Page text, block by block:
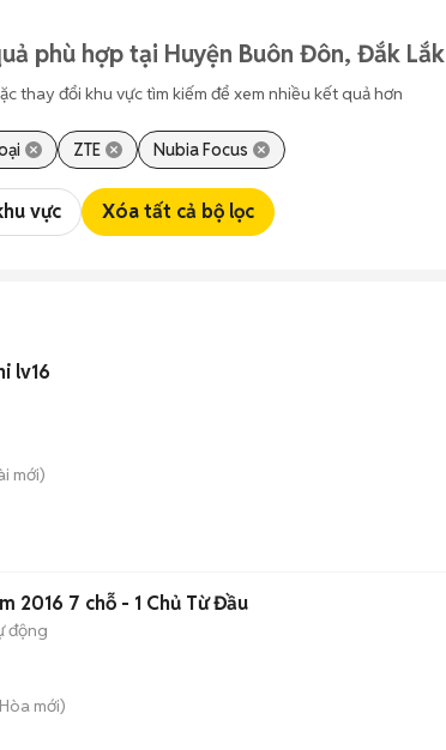
phù hợp tại Huyện Buôn Đôn, Đắk Lắk
thay đổi khu vực tìm kiếm để xem nhiều kết quả hơn
ZTE Nubia Focus
vực Xóa tất cả bộ lọc
lv16
mới)
2016 7 chỗ - 1 Chủ Từ Đầu
động
mới)